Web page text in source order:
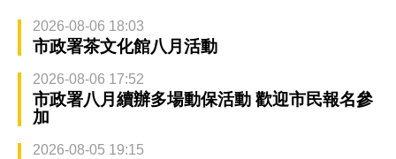
2026-08-06 18:03
市政署茶文化館八月活動
2026-08-06 17:52
市政署八月續辦多場動保活動 歡迎市民報名參
加
2026-08-05 19:15